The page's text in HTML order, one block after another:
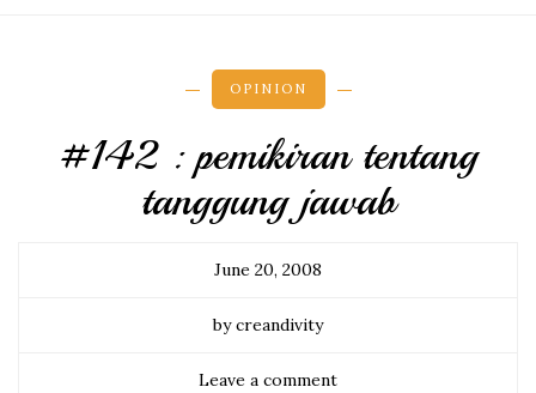
OPINION
#142 : pemikiran tentang
tanggung jawab
June 20, 2008
by creandivity
Leave a comment